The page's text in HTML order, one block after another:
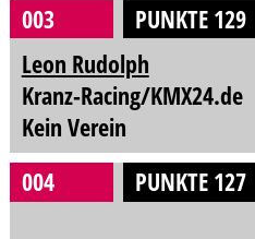
003
PUNKTE 129
Leon Rudolph
Kranz-Racing/KMX24.de
Kein Verein
004
PUNKTE 127